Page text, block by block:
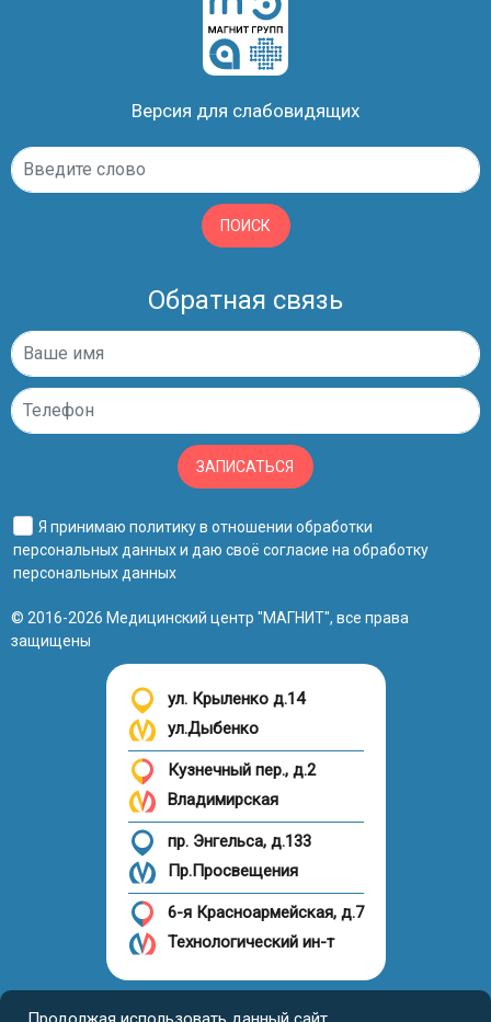
Версия для слабовидящих
ПОИСК
Обратная связь
ЗАПИСАТЬСЯ
Я принимаю политику в отношении обработки
персональных данныхи даю своё согласие на обработку
персональных данных
© 2016-2026 Медицинский центр "МАГНИТ", все права
защищены
ул. Крыленко д.14
ул.Дыбенко
Кузнечный пер., д.2
Владимирская
пр. Энгельса, д.133
Пр.Просвещения
6-я Красноармейская, д.7
Технологический ин-т
Налоговый вычет